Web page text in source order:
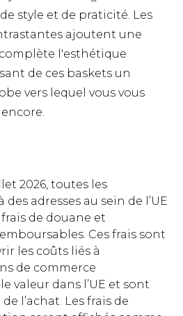
style et de praticité. Les
ajoutent une
l'esthétique
de ces baskets un
vers lequel vous vous
2026, toutes les
adresses au sein de l’UE
de douane et
Ces frais sont
les coûts liés à
de commerce
valeur dans l’UE et sont
l’achat. Les frais de